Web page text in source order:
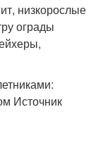
низкорослые
ограды
Источник